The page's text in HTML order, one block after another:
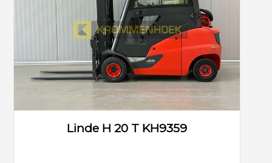
Linde H 20 T KH9359